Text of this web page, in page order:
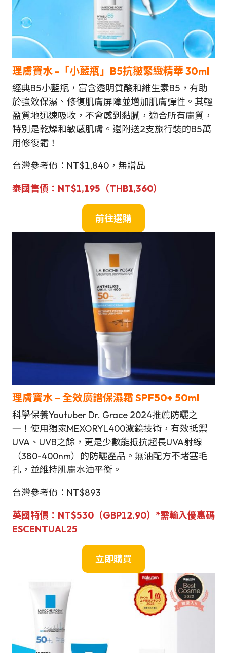
理膚寶水 -「小藍瓶」B5抗皺緊緻精華 30ml
經典B5小藍瓶，富含透明質酸和維生素B5，有助
於強效保濕、修復肌膚屏障並增加肌膚彈性。其輕
盈質地迅速吸收，不會感到黏膩，適合所有膚質，
特別是乾燥和敏感肌膚。還附送2支旅行裝的B5萬
用修復霜！
台灣參考價：NT$1,840，無贈品
泰國售價： NT$1,195 （THB1,360）
前往選購
理膚寶水 – 全效廣譜保濕霜 SPF50+ 50ml
科學保養Youtuber Dr. Grace 2024推薦防曬之
一！使用獨家MEXORYL400濾鏡技術，有效抵禦
UVA、UVB之餘，更是少數能抵抗超長UVA射線
（380-400nm）的防曬產品。無油配方不堵塞毛
孔，並維持肌膚水油平衡。
台灣參考價：NT$893
英國特價： NT$530 （GBP12.90） *需輸入優惠碼
ESCENTUAL25
立即購買